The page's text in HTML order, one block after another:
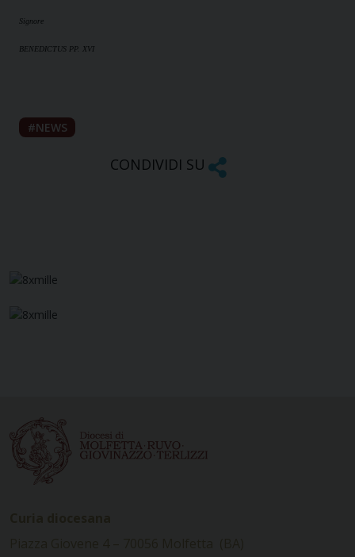
Signore
BENEDICTUS PP. XVI
NEWS
CONDIVIDI SU